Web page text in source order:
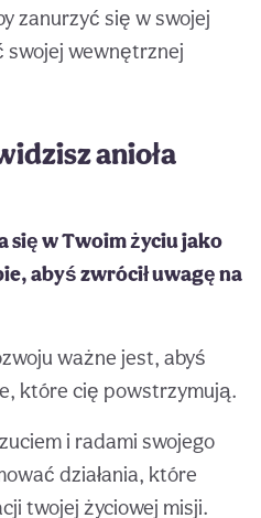
zanurzyć się w swojej
swojej wewnętrznej
anioła
się w Twoim życiu jako
abyś zwrócił uwagę na
ważne jest, abyś
które cię powstrzymują.
i radami swojego
działania, które
twojej życiowej misji.